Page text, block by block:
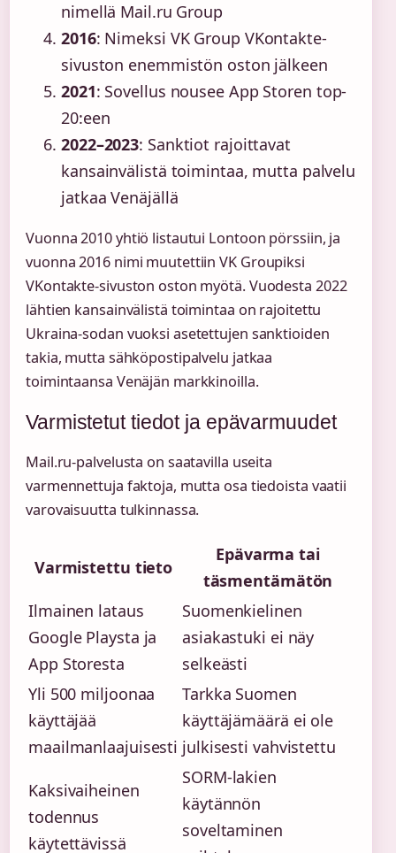
nimellä Mail.ru Group
2016: Nimeksi VK Group VKontakte-
sivuston enemmistön oston jälkeen
2021: Sovellus nousee App Storen top-
20:een
2022–2023: Sanktiot rajoittavat
kansainvälistä toimintaa, mutta palvelu
jatkaa Venäjällä
Vuonna 2010 yhtiö listautui Lontoon pörssiin, ja
vuonna 2016 nimi muutettiin VK Groupiksi
VKontakte-sivuston oston myötä. Vuodesta 2022
lähtien kansainvälistä toimintaa on rajoitettu
Ukraina-sodan vuoksi asetettujen sanktioiden
takia, mutta sähköpostipalvelu jatkaa
toimintaansa Venäjän markkinoilla.
Varmistetut tiedot ja epävarmuudet
Mail.ru-palvelusta on saatavilla useita
varmennettuja faktoja, mutta osa tiedoista vaatii
varovaisuutta tulkinnassa.
Varmistettu tieto
Epävarma tai
täsmentämätön
Ilmainen lataus
Google Playsta ja
App Storesta
Suomenkielinen
asiakastuki ei näy
selkeästi
Yli 500 miljoonaa
käyttäjää
maailmanlaajuisesti
Tarkka Suomen
käyttäjämäärä ei ole
julkisesti vahvistettu
Kaksivaiheinen
todennus
käytettävissä
SORM-lakien
käytännön
soveltaminen